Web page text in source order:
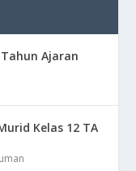
Ajaran
Kelas 12 TA